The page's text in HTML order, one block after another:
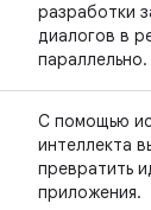
разработки
диалогов в
параллельно.
С помощью
интеллекта
превратить
приложения.